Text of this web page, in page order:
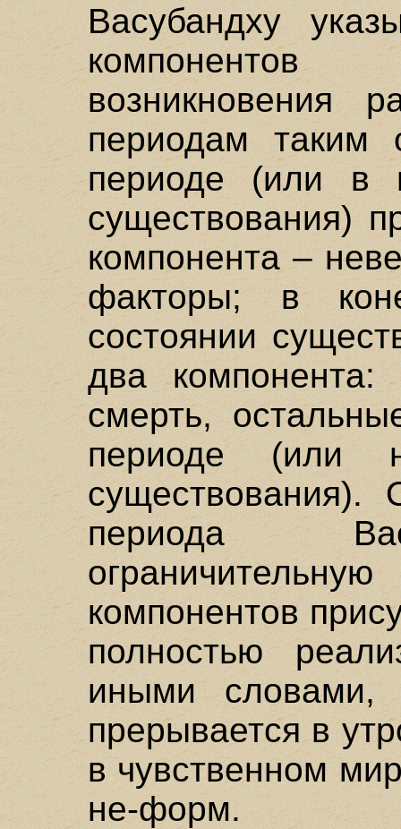
Васубандху
компонентов
возникновения
периодам таким
периоде (или в
существования)
компонента –
факторы; в
состоянии
два компонента:
смерть,
периоде (или
существования).
периода
компонентов
полностью
иными
прерывается в
в чувственном
не-форм.